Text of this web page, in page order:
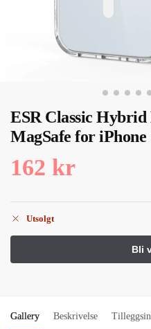
ESR Classic
MagSafe for
162 kr
Utsolgt
Gallery Beskrivelse